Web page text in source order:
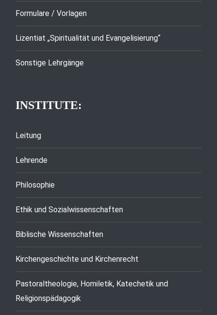
Formulare / Vorlagen
Lizentiat „Spiritualität und Evangelisierung“
Sonstige Lehrgänge
INSTITUTE:
Leitung
Lehrende
Philosophie
Ethik und Sozialwissenschaften
Biblische Wissenschaften
Kirchengeschichte und Kirchenrecht
Pastoraltheologie, Homiletik, Katechetik und
Religionspädagogik